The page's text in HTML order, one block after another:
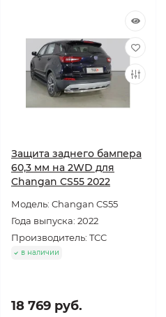
Защита заднего бампера
60,3 мм на 2WD для
Changan CS55 2022
Модель: Changan CS55
Года выпуска: 2022
Производитель: TCC
в наличии
18 769 руб.